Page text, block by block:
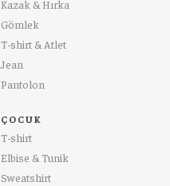
Kazak & Hırka
Gömlek
T-shirt & Atlet
Jean
Pantolon
ÇOCUK
T-shirt
Elbise & Tunik
Sweatshirt